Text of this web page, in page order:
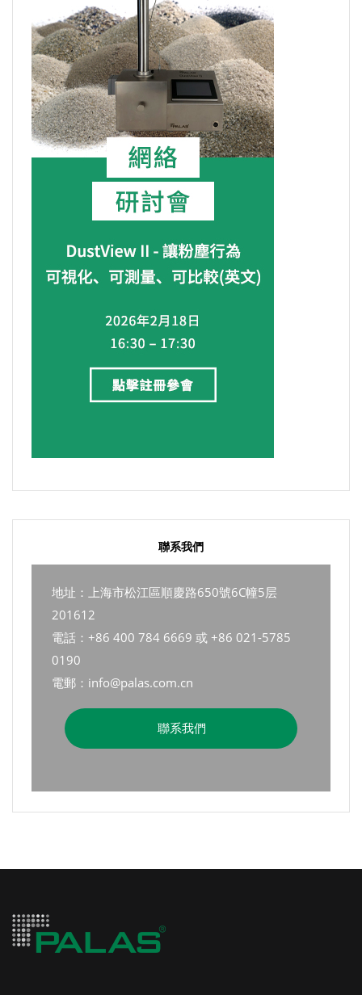
聯系我們
地址：上海市松江區順慶路650號6C幢5层
201612
電話：+86 400 784 6669 或 +86 021-5785
0190
電郵：info@palas.com.cn
聯系我們